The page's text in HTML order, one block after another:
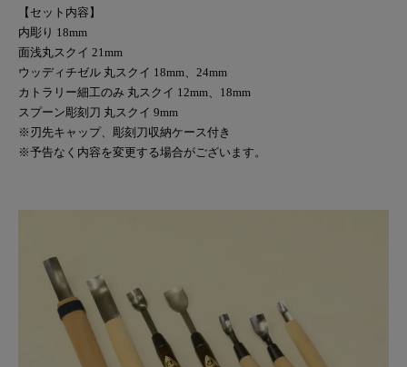
【セット内容】
内彫り 18mm
面浅丸スクイ 21mm
ウッディチゼル 丸スクイ 18mm、24mm
カトラリー細工のみ 丸スクイ 12mm、18mm
スプーン彫刻刀 丸スクイ 9mm
※刃先キャップ、彫刻刀収納ケース付き
※予告なく内容を変更する場合がございます。